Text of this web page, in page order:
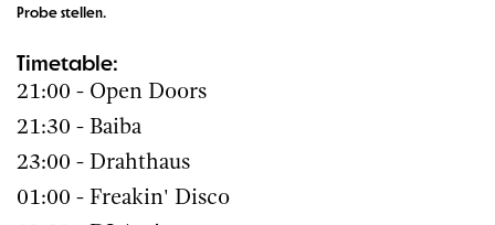
Probe stellen.
Timetable:
21:00 - Open Doors
21:30 - Baiba
23:00 - Drahthaus
01:00 - Freakin' Disco